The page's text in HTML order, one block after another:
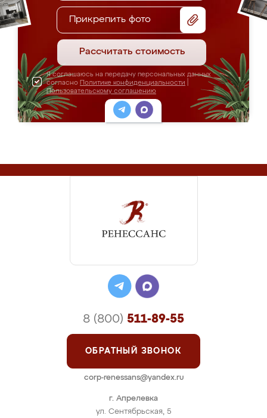
Прикрепить фото
Рассчитать стоимость
Я соглашаюсь на передачу персональных данных
согласно Политике конфиденциальности
Пользовательскому соглашению
г. Апрелевка
ул. Сентябрьская, 5
8 (800) 511-89-55
ОБРАТНЫЙ ЗВОНОК
corp-renessans@yandex.ru